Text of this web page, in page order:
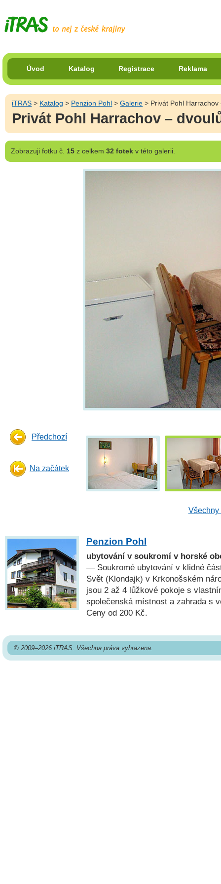
Úvod Katalog Registrace Reklama
iTRAS > Katalog > Penzion Pohl >Galerie > Privát Pohl
Privát Pohl Harrachov –
Zobrazujifotku č. 15z celkem 32 fotekv této galerii.
Předchozí
Na začátek
Všechny
Penzion Pohl
ubytování v soukromí v horské
— Soukromé ubytování v klidné
Svět (Klondajk) v Krkonošském
jsou 2 až 4 lůžkové pokoje s
společenská místnost a zahrada s
Ceny od 200 Kč.
© 2009–2026 iTRAS. Všechna práva vyhrazena.